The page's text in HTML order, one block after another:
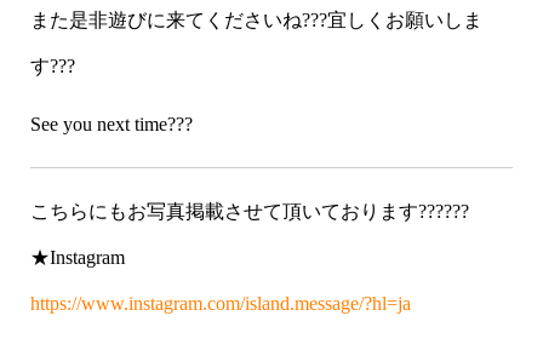
また是非遊びに来てくださいね???宜しくお願いしま
す???
See you next time???
こちらにもお写真掲載させて頂いております??????
★Instagram
https://www.instagram.com/island.message/?hl=ja